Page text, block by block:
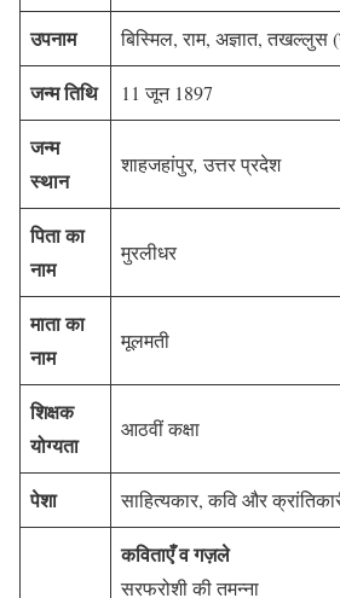
उपनाम बिस्मिल, राम, अज्ञात, तखल्लुस
जन्म तिथि 11 जून 1897
जन्म
स्थान
शाहजहांपुर,उत्तर प्रदेश
पिता का
नाम
मुरलीधर
माता का
नाम
मूलमती
शिक्षक
योग्यता
आठवीं कक्षा
पेशा साहित्यकार, कवि और
कविताएँ व गज़ले
सरफरोशी की तमन्ना